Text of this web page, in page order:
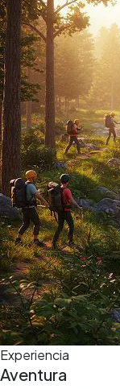
5,0(5)
5 h
Experiencia
Aventura